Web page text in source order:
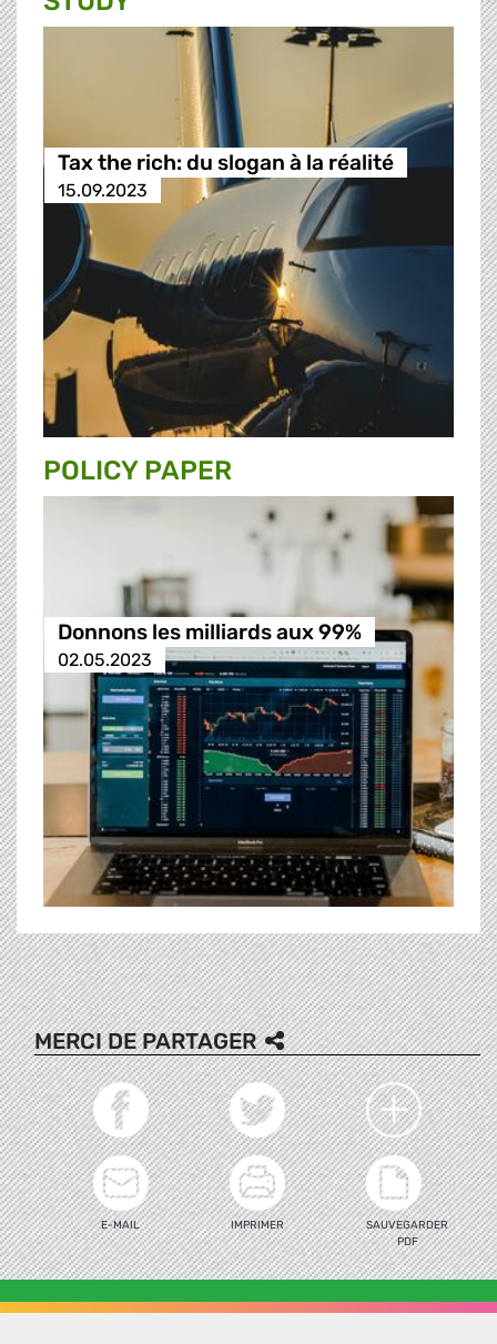
Tax the rich: du slogan à la réalité
15.09.2023
POLICY PAPER
Donnons les milliards aux 99%
02.05.2023
MERCI DE PARTAGER
E-MAIL IMPRIMER
SAUVEGARDER
PDF